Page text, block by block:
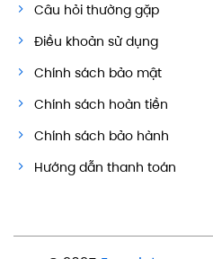
Câu hỏi thường gặp
Điều khoản sử dụng
Chính sách bảo mật
Chính sách hoàn tiền
Chính sách bảo hành
Hướng dẫn thanh toán